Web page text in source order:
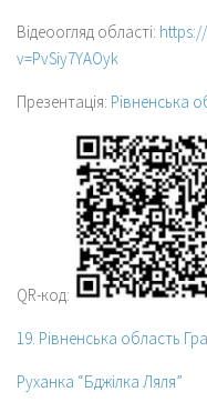
Відеоогляд області:
v=PvSiy7YAOyk
Презентація: Рівненська
QR-код:
19. Рівненська область
Руханка “Бджілка Ляля”